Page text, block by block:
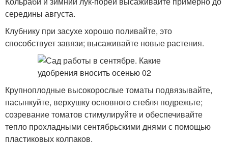
середины августа.
Клубнику при засухе хорошо поливайте, это
способствует завязи; высаживайте новые растения.
Крупноплодные высокорослые томаты подвязывайте,
пасынкуйте, верхушку основного стебля подрежьте;
созревание томатов стимулируйте и обеспечивайте
тепло прохладными сентябрьскими днями с помощью
пластиковых колпаков.